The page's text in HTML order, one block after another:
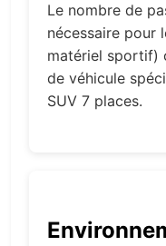
Le nombre de
nécessaire pour
matériel sportif)
de véhicule
SUV 7 places.